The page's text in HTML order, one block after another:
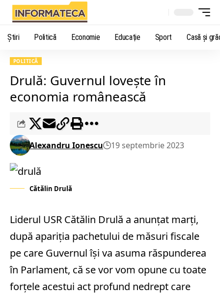
Știri Politică Economie Educaţie Sport Casă şi
POLITICĂ
Drulă: Guvernul loveşte în
economia românească
Alexandru Ionescu 19 septembrie 2023
Cătălin Drulă
Liderul USR Cătălin Drulă a anunţat marţi,
după apariţia pachetului de măsuri fiscale
pe care Guvernul îşi va asuma răspunderea
în Parlament, că se vor vom opune cu toate
forţele acestui act profund nedrept care